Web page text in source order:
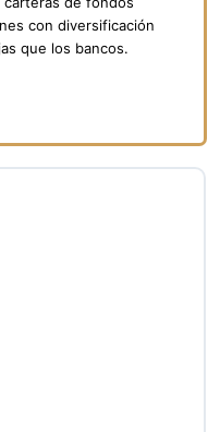
con diversificación
que los bancos.